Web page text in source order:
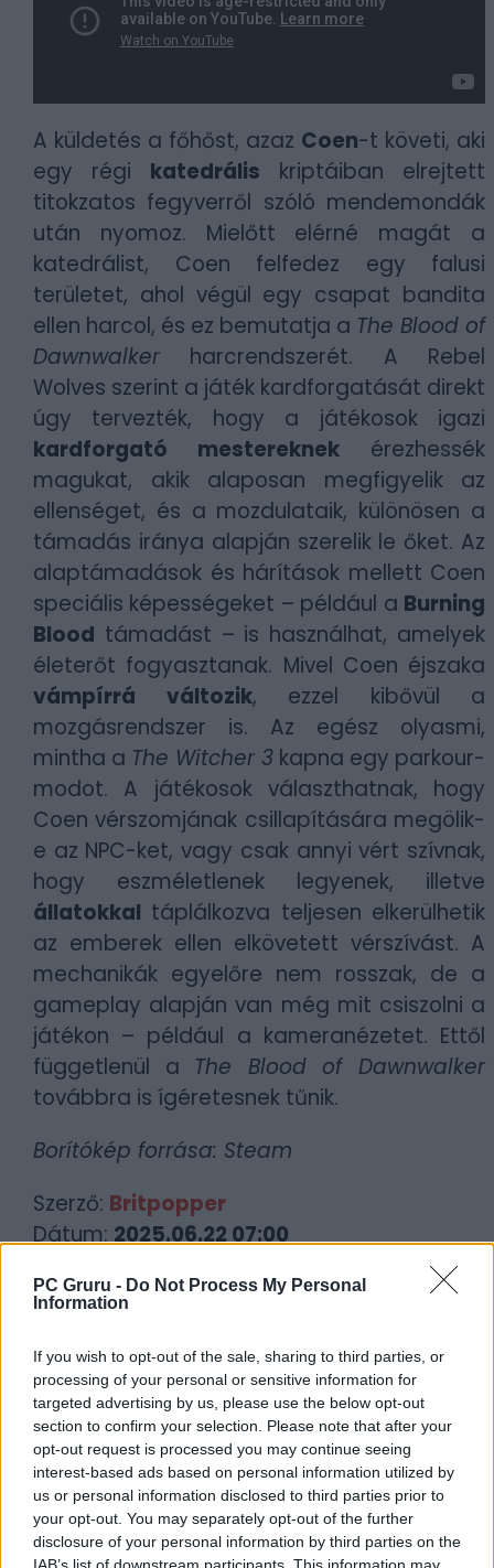
PC Gruru - Do Not Process My Personal
Information
If you wish to opt-out of the sale, sharing to third parties, or
processing of your personal or sensitive information for
targeted advertising by us, please use the below opt-out
section to confirm your selection. Please note that after your
opt-out request is processed you may continue seeing
interest-based ads based on personal information utilized by
us or personal information disclosed to third parties prior to
your opt-out. You may separately opt-out of the further
disclosure of your personal information by third parties on the
A küldetés a főhőst, azaz Coen-t követi, aki
egy régi katedrális kriptáiban elrejtett
titokzatos fegyverről szóló mendemondák
után nyomoz. Mielőtt elérné magát a
katedrálist, Coen felfedez egy falusi
területet, ahol végül egy csapat bandita
ellen harcol, és ez bemutatja a The Blood of
Dawnwalker harcrendszerét. A Rebel
Wolves szerint a játék kardforgatását direkt
úgy tervezték, hogy a játékosok igazi
kardforgató mestereknek érezhessék
magukat, akik alaposan megfigyelik az
ellenséget, és a mozdulataik, különösen a
támadás iránya alapján szerelik le őket. Az
alaptámadások és hárítások mellett Coen
speciális képességeket – például a Burning
Blood támadást – is használhat, amelyek
életerőt fogyasztanak. Mivel Coen éjszaka
vámpírrá változik, ezzel kibővül a
mozgásrendszer is. Az egész olyasmi,
mintha a The Witcher 3 kapna egy parkour-
modot. A játékosok választhatnak, hogy
Coen vérszomjának csillapítására megölik-
e az NPC-ket, vagy csak annyi vért szívnak,
hogy eszméletlenek legyenek, illetve
állatokkal táplálkozva teljesen elkerülhetik
az emberek ellen elkövetett vérszívást. A
mechanikák egyelőre nem rosszak, de a
gameplay alapján van még mit csiszolni a
játékon – például a kameranézetet. Ettől
függetlenül a The Blood of Dawnwalker
továbbra is ígéretesnek tűnik.
Borítókép forrása: Steam
Szerző: Britpopper
Dátum:2025.06.22 07:00
Csapd be az AI-t! Állítsd be itt, hogy a PC
a Google-ben.
KAPCSOLÓDÓ HÍREK
Olyan kardpárbajok lesznek a The Blood of
Dawnwalkerben, hogy eszünkbe sem jut
vámpírkodni
A The Blood of Dawnwalkerben karót